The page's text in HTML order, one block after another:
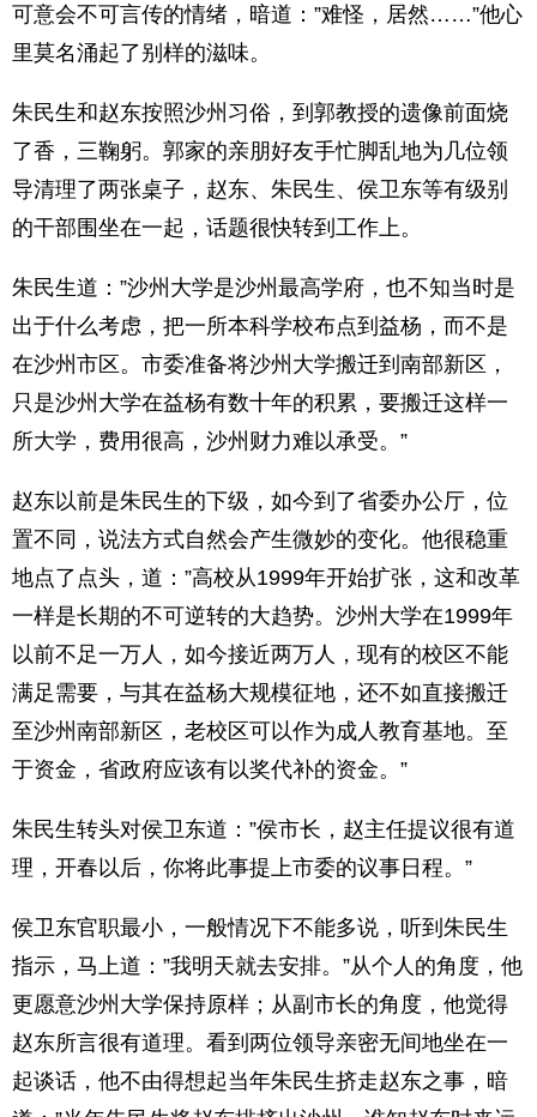
可意会不可言传的情绪，暗道：”难怪，居然……”他心
里莫名涌起了别样的滋味。
朱民生和赵东按照沙州习俗，到郭教授的遗像前面烧
了香，三鞠躬。郭家的亲朋好友手忙脚乱地为几位领
导清理了两张桌子，赵东、朱民生、侯卫东等有级别
的干部围坐在一起，话题很快转到工作上。
朱民生道：”沙州大学是沙州最高学府，也不知当时是
出于什么考虑，把一所本科学校布点到益杨，而不是
在沙州市区。市委准备将沙州大学搬迁到南部新区，
只是沙州大学在益杨有数十年的积累，要搬迁这样一
所大学，费用很高，沙州财力难以承受。”
赵东以前是朱民生的下级，如今到了省委办公厅，位
置不同，说法方式自然会产生微妙的变化。他很稳重
地点了点头，道：”高校从1999年开始扩张，这和改革
一样是长期的不可逆转的大趋势。沙州大学在1999年
以前不足一万人，如今接近两万人，现有的校区不能
满足需要，与其在益杨大规模征地，还不如直接搬迁
至沙州南部新区，老校区可以作为成人教育基地。至
于资金，省政府应该有以奖代补的资金。”
朱民生转头对侯卫东道：”侯市长，赵主任提议很有道
理，开春以后，你将此事提上市委的议事日程。”
侯卫东官职最小，一般情况下不能多说，听到朱民生
指示，马上道：”我明天就去安排。”从个人的角度，他
更愿意沙州大学保持原样；从副市长的角度，他觉得
赵东所言很有道理。看到两位领导亲密无间地坐在一
起谈话，他不由得想起当年朱民生挤走赵东之事，暗